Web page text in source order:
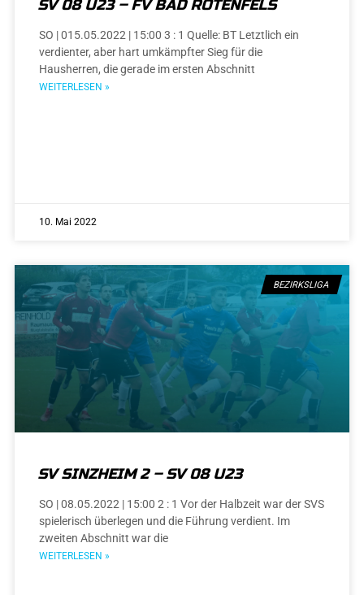
SV 08 U23 – FV BAD ROTENFELS
SO | 015.05.2022 | 15:00 3 : 1 Quelle: BT Letztlich ein
verdienter, aber hart umkämpfter Sieg für die
Hausherren, die gerade im ersten Abschnitt
WEITERLESEN »
10. Mai 2022
BEZIRKSLIGA
SV SINZHEIM 2 – SV 08 U23
SO | 08.05.2022 | 15:00 2 : 1 Vor der Halbzeit war der SVS
spielerisch überlegen und die Führung verdient. Im
zweiten Abschnitt war die
WEITERLESEN »